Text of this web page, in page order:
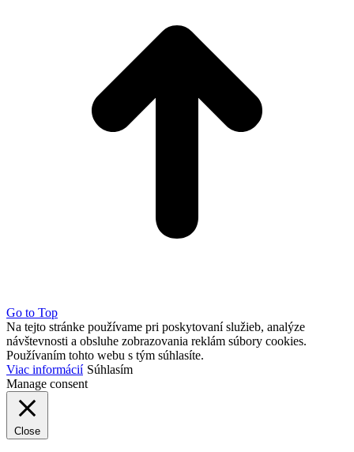
Go to Top
Na tejto stránke používame pri poskytovaní služieb, analýze
návštevnosti a obsluhe zobrazovania reklám súbory cookies.
Používaním tohto webu s tým súhlasíte.
Viac informácií Súhlasím
Manage consent
Close